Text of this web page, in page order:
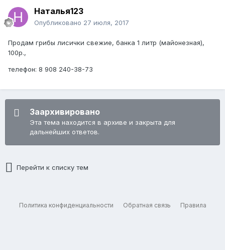
Наталья123
Опубликовано 27 июля, 2017
Продам грибы лисички свежие, банка 1 литр (майонезная),
100р.,
телефон: 8 908 240-38-73
Заархивировано
Эта тема находится в архиве и закрыта для
дальнейших ответов.
Перейти к списку тем
Политика конфиденциальности Обратная связь Правила